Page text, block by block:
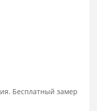
Бесплатный замер